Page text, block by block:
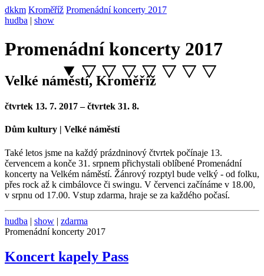
dkkm Kroměříž Promenádní koncerty 2017
hudba | show
Promenádní koncerty 2017
Velké náměstí, Kroměříž
čtvrtek 13. 7. 2017 – čtvrtek 31. 8.
Dům kultury | Velké náměstí
Také letos jsme na každý prázdninový čtvrtek počínaje 13.
červencem a konče 31. srpnem přichystali oblíbené Promenádní
koncerty na Velkém náměstí. Žánrový rozptyl bude velký - od folku,
přes rock až k cimbálovce či swingu. V červenci začínáme v 18.00,
v srpnu od 17.00. Vstup zdarma, hraje se za každého počasí.
hudba | show | zdarma
Promenádní koncerty 2017
Koncert kapely Pass